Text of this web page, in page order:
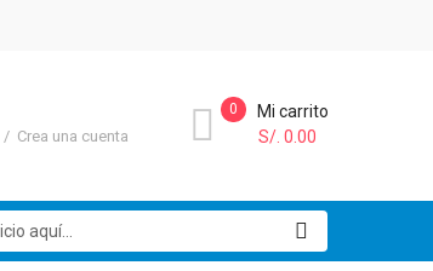
Crea una cuenta
Mi carrito
0
S/. 0.00